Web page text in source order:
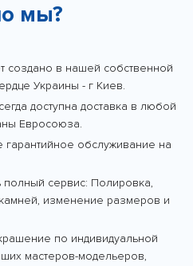
мы?
создано в нашей собственной
Украины - г Киев.
доступна доставка в любой
Евросоюза.
обслуживание на
сервис: Полировка,
изменение размеров и
по индивидуальной
мастеров-модельеров,